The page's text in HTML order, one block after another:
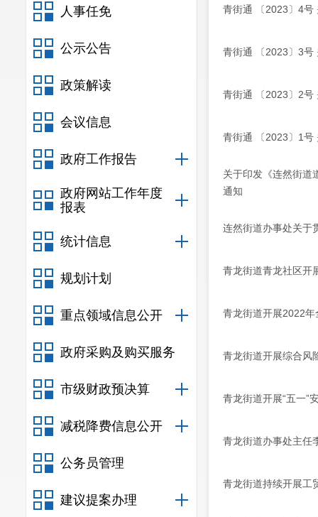
人事任免
公示公告
政策解读
会议信息
政府工作报告
政府网站工作年度
报表
统计信息
规划计划
重点领域信息公开
政府采购及购买服务
市级财政预决算
减税降费信息公开
公务员管理
建议提案办理
青街通 〔2023〕4号
青街通 〔2023〕3号
青街通 〔2023〕2号
青街通 〔2023〕1号
关于印发《连然街道
通知
连然街道办事处关于
青龙街道青龙社区开
青龙街道开展2022年
青龙街道开展综合风
青龙街道开展“五一”
青龙街道办事处主任
青龙街道持续开展工